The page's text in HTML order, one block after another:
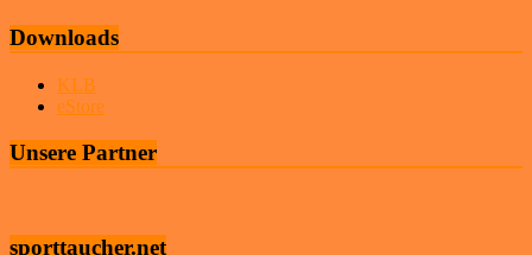
Downloads
KLB
eStore
Unsere Partner
sporttaucher.net